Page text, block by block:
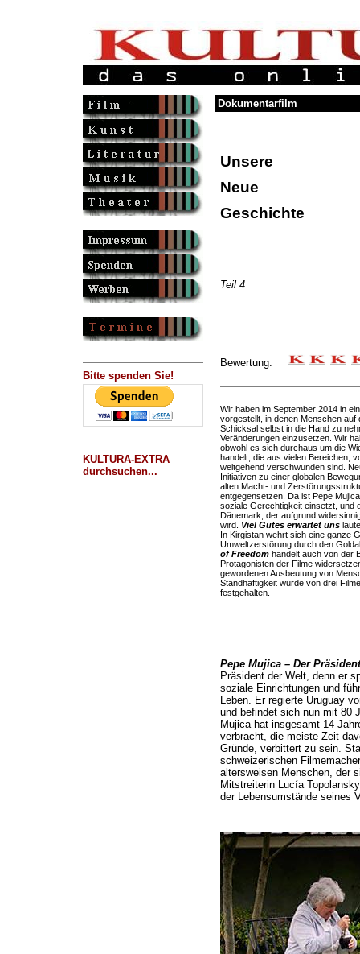
Bitte spenden Sie!
KULTURA-EXTRA
durchsuchen...
Dokumentarfilm
Unsere
Neue
Geschichte
Teil 4
Bewertung:
Wir haben im September 2014 in
vorgestellt, in denen Menschen auf
Schicksal selbst in die Hand zu
Veränderungen einzusetzen. Wir
obwohl es sich durchaus um die
handelt, die aus vielen Bereichen,
weitgehend verschwunden sind.
Initiativen zu einer globalen
alten Macht- und
entgegensetzen. Da ist Pepe
soziale Gerechtigkeit einsetzt, und
Dänemark, der aufgrund
wird.
Viel Gutes erwartet uns
In Kirgistan wehrt sich eine ganze
Umweltzerstörung durch den
of Freedomhandelt auch von der
Protagonisten der Filme
gewordenen Ausbeutung von
Standhaftigkeit wurde von drei
festgehalten.
Pepe Mujica – Der Präsident
Präsident der Welt, denn er
soziale Einrichtungen und
Leben. Er regierte Uruguay
und befindet sich nun mit 80
Mujica hat insgesamt 14
verbracht, die meiste Zeit
Gründe, verbittert zu sein.
schweizerischen
altersweisen Menschen, der
Mitstreiterin Lucía
der Lebensumstände seines